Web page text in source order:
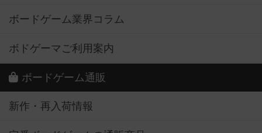
ボードゲーム業界コラム
ボドゲーマご利用案内
ボードゲーム通販
新作・再入荷情報